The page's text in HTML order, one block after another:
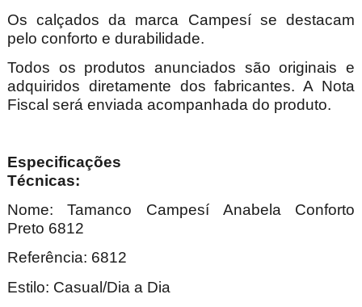
Os calçados da marca Campesí se destacam
pelo conforto e durabilidade.
Todos os produtos anunciados são originais e
adquiridos diretamente dos fabricantes. A Nota
Fiscal será enviada acompanhada do produto.
Especificações
Nome: Tamanco Campesí Anabela Conforto
Preto 6812
Referência: 6812
Estilo: Casual/Dia a Dia